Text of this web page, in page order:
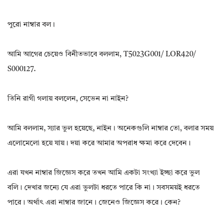
পুরো নাম্বার বল।
আমি আগের চেয়েও বিনীতভাবে বললাম, T5023G001/ LOR420/
S000127.
তিনি রাগী গলায় বললেন, সেভেন না নাইন?
আমি বললাম, স্যার ভুল হয়েছে, নাইন। অনেকগুলি নাম্বার তো, বলার সময়
এলোমেলো হয়ে যায়। দয়া করে আমার অপরাধ ক্ষমা করে দেবেন।
এরা যখন নাম্বার জিজ্ঞেস করে তখন আমি একটা সংখ্যা ইচ্ছা করে ভুল
বলি। দেখার জন্যে যে এরা ভুলটা ধরতে পারে কি না। সবসময়ই ধরতে
পারে। অর্থাৎ এরা নাম্বার জানে। জেনেও জিজ্ঞেস করে। কেন?